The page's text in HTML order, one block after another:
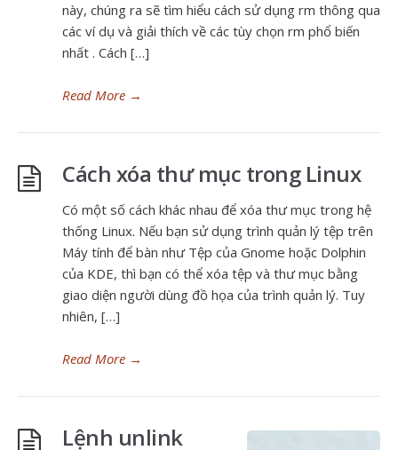
này, chúng ra sẽ tìm hiểu cách sử dụng rm thông qua
các ví dụ và giải thích về các tùy chọn rm phổ biến
nhất . Cách […]
Read More →
Cách xóa thư mục trong Linux
Có một số cách khác nhau để xóa thư mục trong hệ
thống Linux. Nếu bạn sử dụng trình quản lý tệp trên
Máy tính để bàn như Tệp của Gnome hoặc Dolphin
của KDE, thì bạn có thể xóa tệp và thư mục bằng
giao diện người dùng đồ họa của trình quản lý. Tuy
nhiên, […]
Read More →
Lệnh unlink